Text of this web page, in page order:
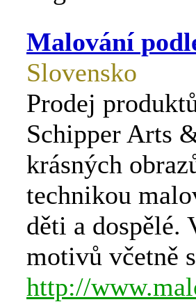
Malování
Slovensko
Prodej
Schipper Arts
krásných
technikou
děti a dospělé.
motivů včetně
http://